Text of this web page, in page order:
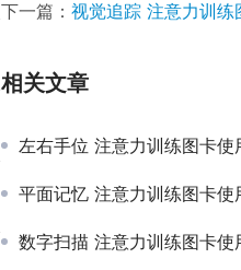
下一篇： 视觉追踪 注意力训练
相关文章
左右手位 注意力训练图卡使
平面记忆 注意力训练图卡使
数字扫描 注意力训练图卡使